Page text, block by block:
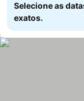
Selecione as
exatos.